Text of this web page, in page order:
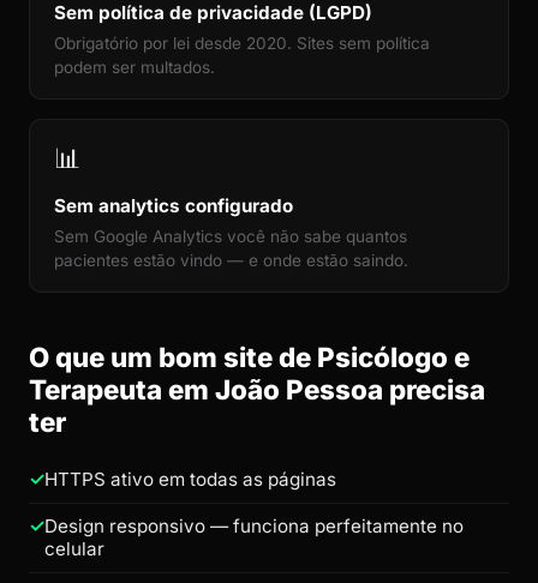
Sem política de privacidade (LGPD)
Obrigatório por lei desde 2020. Sites sem política
podem ser multados.
📊
Sem analytics configurado
Sem Google Analytics você não sabe quantos
pacientes estão vindo — e onde estão saindo.
O que um bom site de Psicólogo e
Terapeuta em João Pessoa precisa
ter
HTTPS ativo em todas as páginas
Design responsivo — funciona perfeitamente no
celular